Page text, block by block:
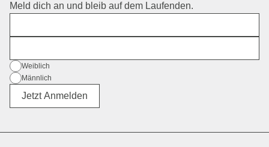
Meld dich an und bleib auf dem Laufenden.
Geschlecht
Weiblich
Männlich
Divers
Jetzt Anmelden